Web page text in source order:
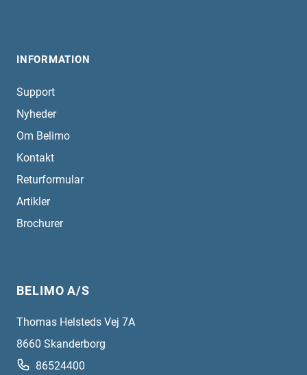
INFORMATION
Support
Nyheder
Om Belimo
Kontakt
Returformular
Artikler
Brochurer
BELIMO A/S
Thomas Helsteds Vej 7A
8660 Skanderborg
86524400